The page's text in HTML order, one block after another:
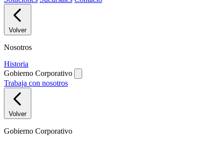
Volver
Nosotros
Historia
Gobierno Corporativo
Trabaja con nosotros
Volver
Gobierno Corporativo